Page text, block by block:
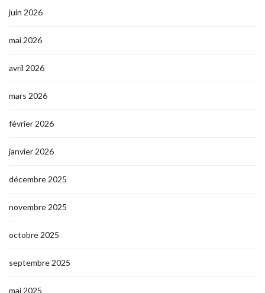
juin 2026
mai 2026
avril 2026
mars 2026
février 2026
janvier 2026
décembre 2025
novembre 2025
octobre 2025
septembre 2025
mai 2025